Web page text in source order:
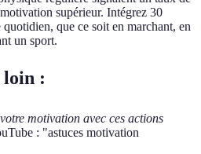
supérieur. Intégrez 30
que ce soit en marchant, en
un sport.
loin :
motivation avec ces actions
: "astuces motivation